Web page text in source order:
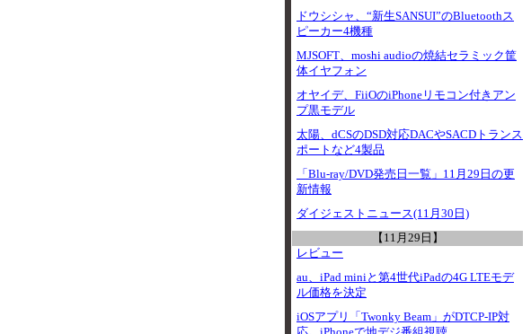
ドウシシャ、“新生SANSUI”のBluetoothス
ピーカー4機種
MJSOFT、moshi audioの焼結セラミック筐
体イヤフォン
オヤイデ、FiiOのiPhoneリモコン付きアン
プ黒モデル
太陽、dCSのDSD対応DACやSACDトランス
ポートなど4製品
「Blu-ray/DVD発売日一覧」11月29日の更
新情報
ダイジェストニュース(11月30日)
【11月29日】
レビュー
au、iPad miniと第4世代iPadの4G LTEモデ
ル価格を決定
iOSアプリ「Twonky Beam」がDTCP-IP対